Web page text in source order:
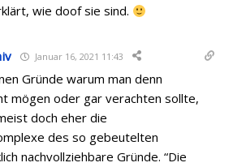
wie doof sie sind.
Januar 16, 2021 11:43
Gründe warum man denn
mögen oder gar verachten sollte,
doch eher die
des so gebeutelten
nachvollziehbare Gründe. “Die